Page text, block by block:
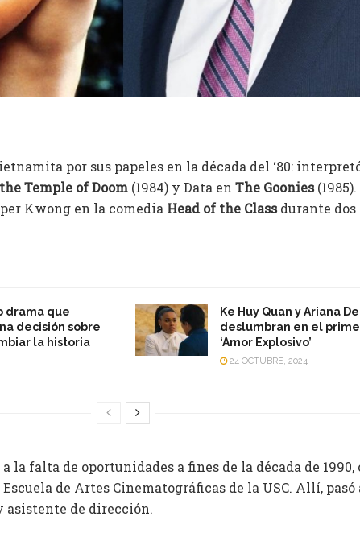
por sus papeles en la década del ‘80:
Temple of Doom (1984) y Data en The Goonies
Kwong en la comedia Head of the Classdurante dos
drama que
decisión sobre
la historia
Ke Huy Quan y Ariana
deslumbran en el
‘Amor Explosivo’
24 OCTUBRE, 2024
la falta de oportunidades a fines de la década de 1990,
de Artes Cinematográficas de la USC. Allí, pasó
asistente de dirección.